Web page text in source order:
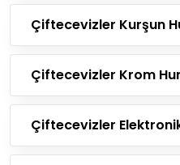
Çiftecevizler Kurşun
Çiftecevizler Krom
Çiftecevizler